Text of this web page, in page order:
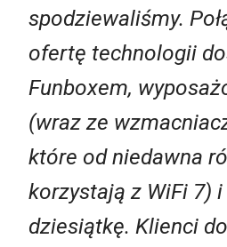
spodziewaliśmy.
ofertę technologii
Funboxem,
(wraz ze
które od niedawna
korzystają z WiFi 7) i
dziesiątkę. Klienci